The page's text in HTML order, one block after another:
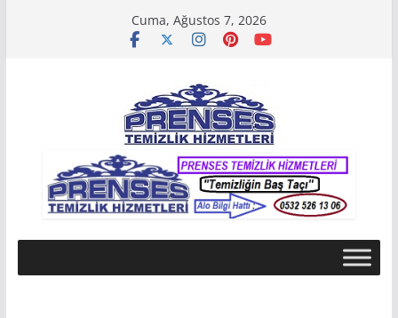
Cuma, Ağustos 7, 2026